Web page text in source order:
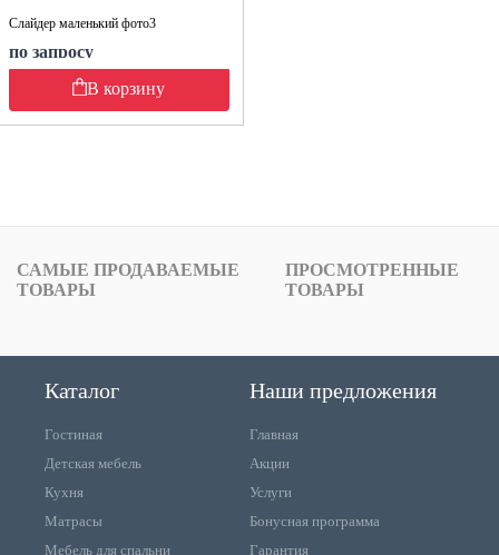
Слайдер маленький фото3
по запросу
В корзину
САМЫЕ ПРОДАВАЕМЫЕ
ТОВАРЫ
ПРОСМОТРЕННЫЕ
ТОВАРЫ
Каталог
Гостиная
Детская мебель
Кухня
Матрасы
Мебель для спальни
Наши предложения
Главная
Акции
Услуги
Бонусная программа
Гарантия